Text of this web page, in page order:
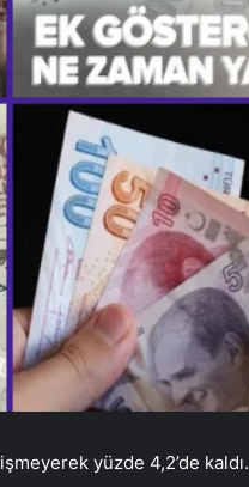
yüzde 4,2’de kaldı.